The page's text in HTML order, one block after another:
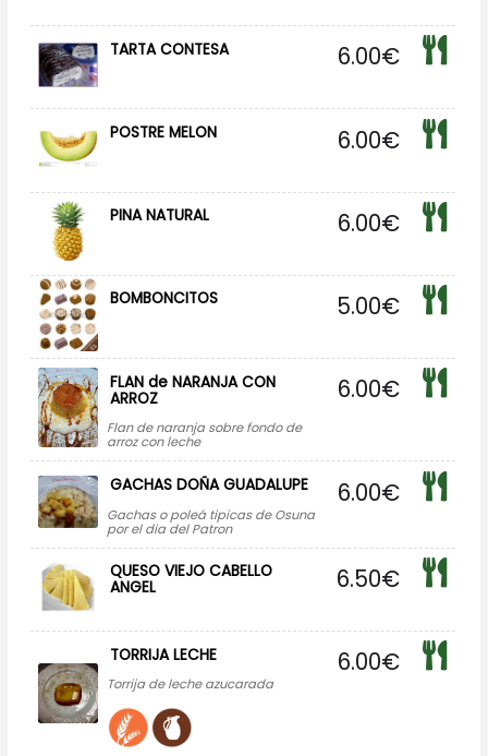
TARTA CONTESA 6.00€
POSTRE MELON 6.00€
PINA NATURAL 6.00€
BOMBONCITOS 5.00€
FLAN de NARANJA CON
ARROZ
Flan de naranja sobre fondo de
arroz con leche
6.00€
GACHAS DOÑA GUADALUPE
Gachas o poleá tipicas de Osuna
por el dia del Patron
6.00€
QUESO VIEJO CABELLO
ANGEL 6.50€
TORRIJA LECHE
Torrija de leche azucarada
6.00€